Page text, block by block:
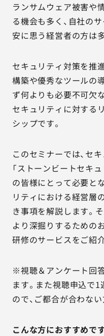
（平
※その他のご
ランサムウェア被害や
る機会も多く、自社の
安に思う経営者の方は
セキュリティ対策を推
構築や優秀なツールの
ず何よりも必要不可欠
セキュリティに対する
シップです。
このセミナーでは、セ
「ストーンビートセキ
の皆様にとって必要と
リティにおける経営層
き事項を解説します。
より深掘りするための
研修のサービスをご紹
※視聴＆アンケート回
ます。また視聴申込で
ので、ご都合が合わな
こんな方におすすめで